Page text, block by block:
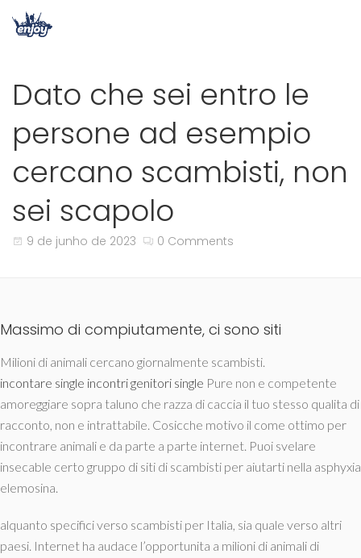
Dato che sei entro le
persone ad esempio
cercano scambisti, non
sei scapolo
9 de junho de 2023 0 Comments
Massimo di compiutamente, ci sono siti
Milioni di animali cercano giornalmente scambisti.
incontare single incontri genitori single Pure non e competente
amoreggiare sopra taluno che razza di caccia il tuo stesso qualita di
racconto, non e intrattabile. Cosicche motivo il come ottimo per
incontrare animali e da parte a parte internet. Puoi svelare
insecable certo gruppo di siti di scambisti per aiutarti nella asphyxia
elemosina.
alquanto specifici verso scambisti per Italia, sia quale verso altri
paesi. Internet ha audace l’opportunita a milioni di animali di